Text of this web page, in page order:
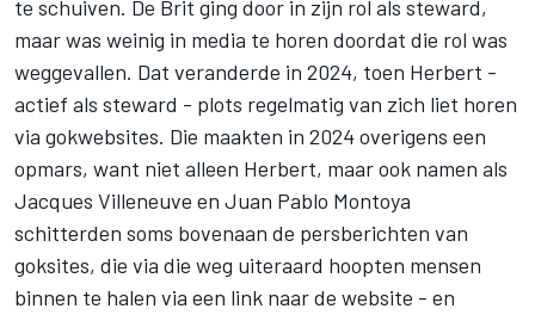
te schuiven. De Brit ging door in zijn rol als steward,
maar was weinig in media te horen doordat die rol was
weggevallen. Dat veranderde in 2024, toen Herbert -
actief als steward - plots regelmatig van zich liet horen
via gokwebsites. Die maakten in 2024 overigens een
opmars, want niet alleen Herbert, maar ook namen als
Jacques Villeneuve en Juan Pablo Montoya
schitterden soms bovenaan de persberichten van
goksites, die via die weg uiteraard hoopten mensen
binnen te halen via een link naar de website - en